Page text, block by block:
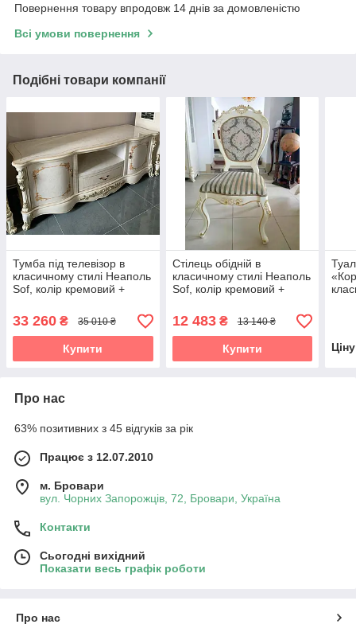
Повернення товару впродовж 14 днів за домовленістю
Всі умови повернення
Подібні товари компанії
Тумба під телевізор в
класичному стилі Неаполь
Sof, колір кремовий +
33 260 ₴ 35 010 ₴
Купити
Стілець обідній в
класичному стилі Неаполь
Sof, колір кремовий +
12 483₴ 13 140 ₴
Купити
Про нас
63% позитивних з 45 відгуків за рік
Працює з 12.07.2010
м. Бровари
вул. Чорних Запорожців, 72, Бровари, Україна
Контакти
Сьогодні вихідний
Показати весь графік роботи
Про нас